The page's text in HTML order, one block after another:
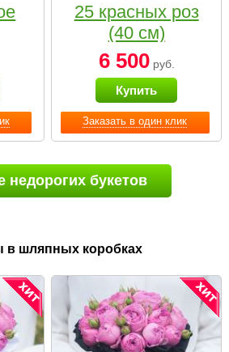
Заказать в один клик
25 красных роз
(40 см)
6 500руб.
Купить
недорогих букетов
в шляпных коробках